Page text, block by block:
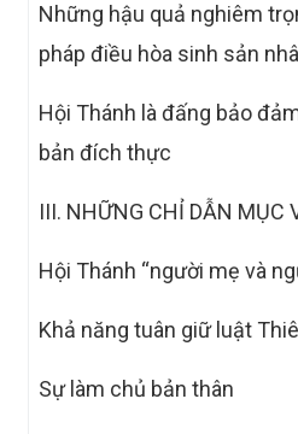
Những hậu quả nghiêm
pháp điều hòa sinh sản
Hội Thánh là đấng bảo
bản đích thực
III. NHỮNG CHỈ DẪN MỤC
Hội Thánh “người mẹ và
Khả năng tuân giữ luật
Sự làm chủ bản thân